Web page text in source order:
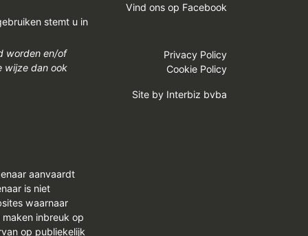
stemt u in
worden en/of
wijze dan ook
aanvaardt
is niet
waarnaar
inbreuk op
op publiekelijk
Vind ons op Facebook
Privacy Policy
Cookie Policy
Site by Interbiz bvba